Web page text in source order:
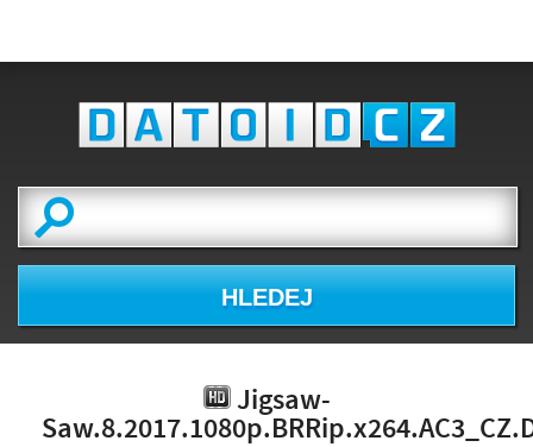
HLEDEJ
Jigsaw-